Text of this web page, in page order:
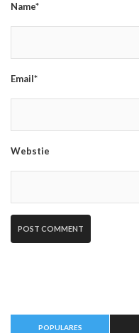
Name*
Email*
Webstie
POPULARES